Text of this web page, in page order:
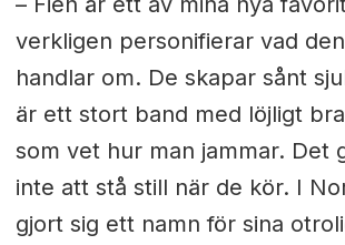
verkligen personifierar vad
handlar om. De skapar sånt
är ett stort band med löjligt
som vet hur man jammar. Det
inte att stå still när de kör. I
gjort sig ett namn för sina